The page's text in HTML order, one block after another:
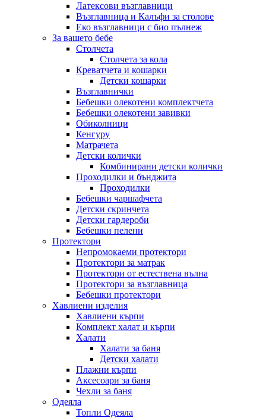
Латексови възглавници
Възглавница и Калъфи за столове
Еко възглавници с био пълнеж
За вашето бебе
Столчета
Столчета за кола
Креватчета и кошарки
Детски кошарки
Възглавнички
Бебешки oлекотени комплектчета
Бебешки олекотени завивки
Обиколници
Кенгуру
Матрачета
Детски колички
Комбинирани детски колички
Проходилки и бънджита
Проходилки
Бебешки чаршафчета
Детски скринчета
Детски гардероби
Бебешки пелени
Протектори
Непромокаеми протектори
Протектори за матрак
Протектори от естествена вълна
Протектори за възглавница
Бебешки протектори
Хавлиени изделия
Хавлиени кърпи
Комплект халат и кърпи
Халати
Халати за баня
Детски халати
Плажни кърпи
Аксесоари за баня
Чехли за баня
Одеяла
Топли Одеяла